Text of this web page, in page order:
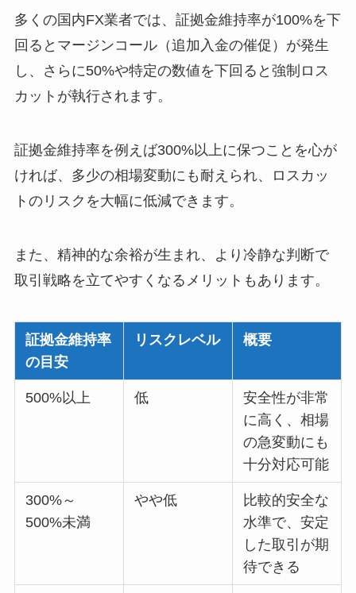
多くの国内FX業者では、証拠金維持率が100%を下
回るとマージンコール（追加入金の催促）が発生
し、さらに50%や特定の数値を下回ると強制ロス
カットが執行されます。
証拠金維持率を例えば300%以上に保つことを心が
ければ、多少の相場変動にも耐えられ、ロスカッ
トのリスクを大幅に低減できます。
また、精神的な余裕が生まれ、より冷静な判断で
取引戦略を立てやすくなるメリットもあります。
証拠金維持率
の目安
リスクレベル 概要
500%以上 低
安全性が非常
に高く、相場
の急変動にも
十分対応可能
300%～
500%未満
やや低
比較的安全な
水準で、安定
した取引が期
待できる